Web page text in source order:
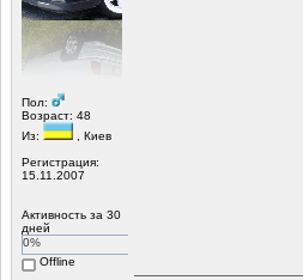
Пол:
Возраст: 48
Из:
, Киев
Регистрация:
15.11.2007
Активность за 30
дней
0%
Offline